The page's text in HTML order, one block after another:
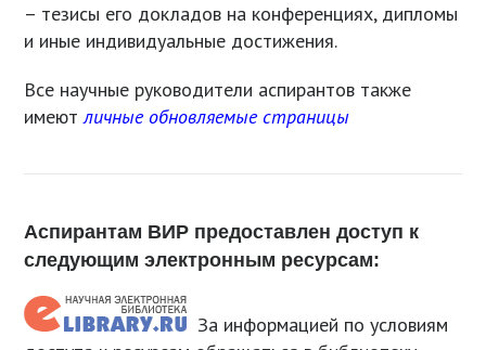
– тезисы его докладов на конференциях, дипломы
и иные индивидуальные достижения.
Все научные руководители аспирантов также
имеютличные обновляемые страницы
Аспирантам ВИР предоставлен доступ к
следующим электронным ресурсам:
За информацией по условиям